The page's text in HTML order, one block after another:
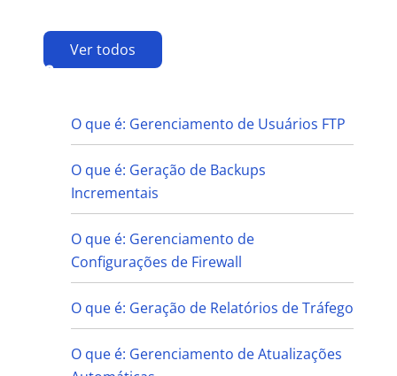
Ver todos
G
O que é: Gerenciamento de Usuários FTP
O que é: Geração de Backups
Incrementais
O que é: Gerenciamento de
Configurações de Firewall
O que é: Geração de Relatórios de Tráfego
O que é: Gerenciamento de Atualizações